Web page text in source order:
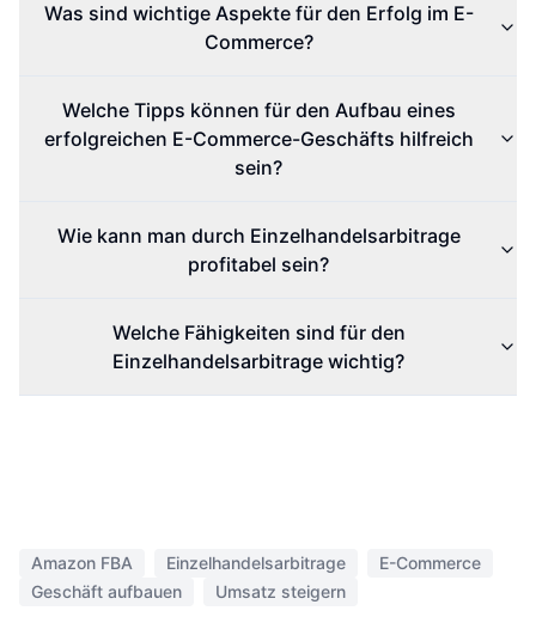
Was sind wichtige Aspekte für den Erfolg im E-
Commerce?
Welche Tipps können für den Aufbau eines
erfolgreichen E-Commerce-Geschäfts hilfreich
sein?
Wie kann man durch Einzelhandelsarbitrage
profitabel sein?
Welche Fähigkeiten sind für den
Einzelhandelsarbitrage wichtig?
Amazon FBA Einzelhandelsarbitrage
E-Commerce
Geschäft aufbauen
Umsatz steigern